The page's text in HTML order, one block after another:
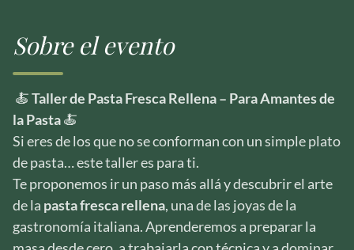
Sobre el evento
🍝Taller de Pasta Fresca Rellena – Para Amantes de
la Pasta🍝
Si eres de los que no se conforman con un simple plato
de pasta… este taller es para ti.
Te proponemos ir un paso más allá y descubrir el arte
de la pasta fresca rellena, una de las joyas de la
gastronomía italiana. Aprenderemos a preparar la